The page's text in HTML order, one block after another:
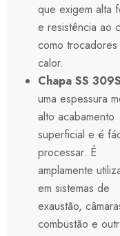
que exigem alta
e resistência ao
como
calor.
Chapa SS 309S
uma espessura
alto acabamento
superficial e é
processar. É
amplamente
em sistemas de
exaustão,
combustão e